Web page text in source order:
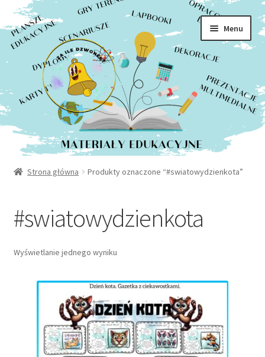
Przejdź
do
nawigacji
Przejdź
do
treści
Menu
Sklep
Rozwiń
menu
Moje konto
Kontakt
Strona główna Produkty oznaczone “#swiatowydzienkota”
#swiatowydzienkota
Wyświetlanie jednego wyniku